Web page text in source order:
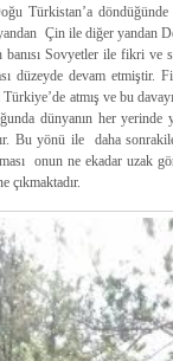
Türkistan’a
Çin ile diğer yandan
Sovyetler ile fikri ve
düzeyde devam
atmış ve bu
dünyanın her
Bu yönü ile daha
onun ne ekadar uzak